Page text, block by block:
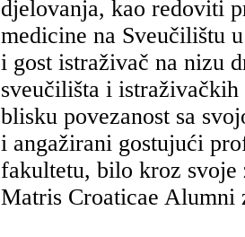
djelovanja, kao redoviti
medicine na Sveučilištu
i gost istraživač na nizu
sveučilišta i
blisku povezanost sa
i angažirani gostujući
fakultetu, bilo kroz svoje
Matris Croaticae Alumni